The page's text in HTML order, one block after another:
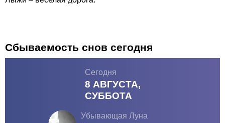
Сбываемость снов сегодня
Сегодня
8 АВГУСТА,
СУББОТА
Убывающая Луна